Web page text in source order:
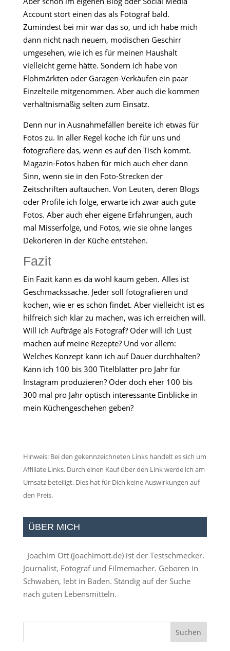
Account stört einen das als Fotograf bald.
Zumindest bei mir war das so, und ich habe mich
dann nicht nach neuem, modischen Geschirr
umgesehen, wie ich es für meinen Haushalt
vielleicht gerne hätte. Sondern ich habe von
Flohmärkten oder Garagen-Verkäufen ein paar
Einzelteile mitgenommen. Aber auch die kommen
verhältnismäßig selten zum Einsatz.
Denn nur in Ausnahmefällen bereite ich etwas für
Fotos zu. In aller Regel koche ich für uns und
fotografiere das, wenn es auf den Tisch kommt.
Magazin-Fotos haben für mich auch eher dann
Sinn, wenn sie in den Foto-Strecken der
Zeitschriften auftauchen. Von Leuten, deren Blogs
oder Profile ich folge, erwarte ich zwar auch gute
Fotos. Aber auch eher eigene Erfahrungen, auch
mal Misserfolge, und Fotos, wie sie ohne langes
Dekorieren in der Küche entstehen.
Fazit
Ein Fazit kann es da wohl kaum geben. Alles ist
Geschmackssache. Jeder soll fotografieren und
kochen, wie er es schön findet. Aber vielleicht ist es
hilfreich sich klar zu machen, was ich erreichen will.
Will ich Aufträge als Fotograf? Oder will ich Lust
machen auf meine Rezepte? Und vor allem:
Welches Konzept kann ich auf Dauer durchhalten?
Kann ich 100 bis 300 Titelblätter pro Jahr für
Instagram produzieren? Oder doch eher 100 bis
300 mal pro Jahr optisch interessante Einblicke in
mein Küchengeschehen geben?
Hinweis: Bei den gekennzeichneten Links handelt es sich um
Affiliate Links. Durch einen Kauf über den Link werde ich am
Umsatz beteiligt. Dies hat für Dich keine Auswirkungen auf
den Preis.
ÜBER MICH
Joachim Ott (joachimott.de) ist der Testschmecker.
Journalist, Fotograf und Filmemacher. Geboren in
Schwaben, lebt in Baden. Ständig auf der Suche
nach guten Lebensmitteln.